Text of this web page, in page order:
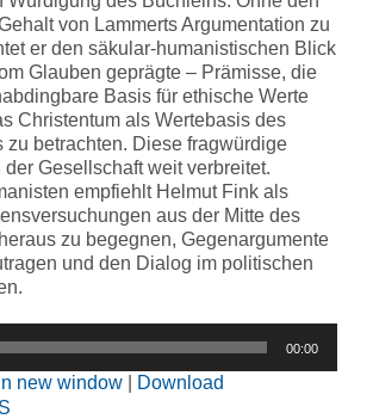
von Lammerts Argumentation zu
er den säkular-humanistischen Blick
Glauben geprägte – Prämisse, die
Basis für ethische Werte
Christentum als Wertebasis des
zu betrachten. Diese fragwürdige
Gesellschaft weit verbreitet.
empfiehlt Helmut Fink als
aus der Mitte des
zu begegnen, Gegenargumente
und den Dialog im politischen
00:00
new window
Download